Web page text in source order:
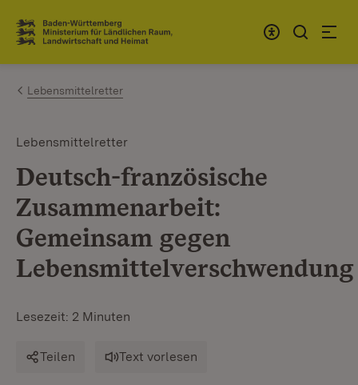
Zum Inhalt springen
Link zur Startseite
Lebensmittelretter
Lebensmittelretter
Deutsch-französische
Zusammenarbeit:
Gemeinsam gegen
Lebensmittelverschwendung
Lesezeit: 2 Minuten
Teilen Text vorlesen